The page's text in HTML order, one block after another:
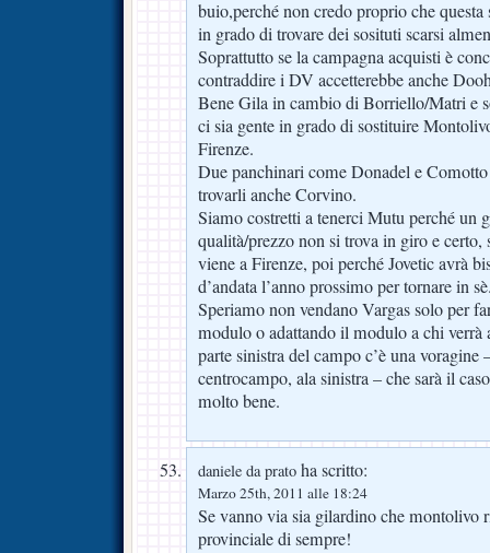
buio,perché non credo proprio che questa
in grado di trovare dei sosituti scarsi
Soprattutto se la campagna acquisti è
contraddire i DV accetterebbe anche
Bene Gila in cambio di Borriello/Matri e
ci sia gente in grado di sostituire
Firenze.
Due panchinari come Donadel e
trovarli anche Corvino.
Siamo costretti a tenerci Mutu perché un
qualità/prezzo non si trova in giro e
viene a Firenze, poi perché Jovetic avrà
d’andata l’anno prossimo per tornare in
Speriamo non vendano Vargas solo per
modulo o adattando il modulo a chi verrà
parte sinistra del campo c’è una
centrocampo, ala sinistra – che sarà il
molto bene.
daniele da prato ha scritto:
Marzo 25th, 2011 alle 18:24
Se vanno via sia gilardino che montolivo
provinciale di sempre!